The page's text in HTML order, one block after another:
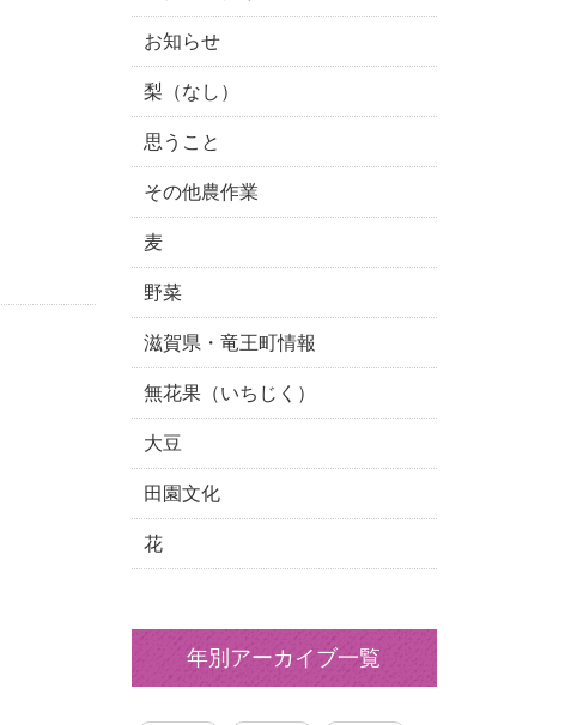
お知らせ
梨（なし）
思うこと
その他農作業
麦
野菜
滋賀県・竜王町情報
無花果（いちじく）
大豆
田園文化
花
年別アーカイブ一覧